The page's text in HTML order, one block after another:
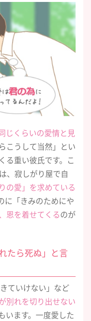
じくらいの愛情と見
こうして当然」とい
る重い彼氏です。こ
、寂しがり屋で自
の愛」を求めている
に「きみのためにや
恩を着せてくるのが
たら死ぬ」と言
ていけない」など
別れを切り出せない
います。一度愛した